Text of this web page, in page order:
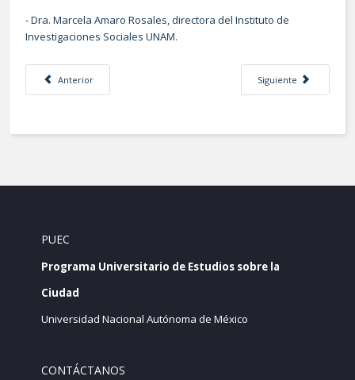
- Dra. Marcela Amaro Rosales, directora del Instituto de
Investigaciones Sociales UNAM.
Artículo anterior: Entrevista Dr. José Gasca Zamora
Anterior Artículo siguiente:
Siguiente
PUEC
Programa Universitario de Estudios sobre la
Ciudad
Universidad Nacional Autónoma de México
CONTÁCTANOS